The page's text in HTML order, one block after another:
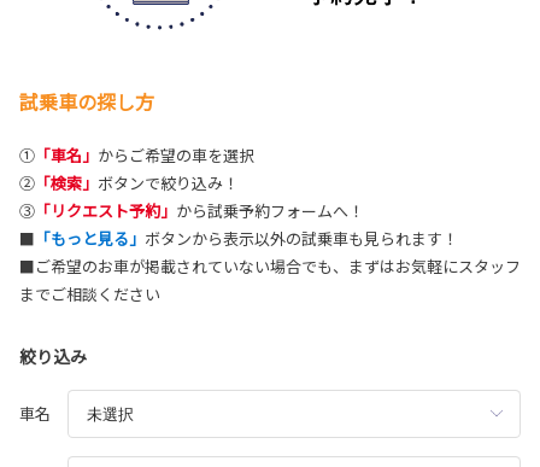
試乗車の探し方
① 「車名」 からご希望の車を選択
② 「検索」 ボタンで絞り込み！
③ 「リクエスト予約」 から試乗予約フォームへ！
■ 「もっと見る」 ボタンから表示以外の試乗車も見られます！
■ご希望のお車が掲載されていない場合でも、まずはお気軽にスタッフ
までご相談ください
絞り込み
車名